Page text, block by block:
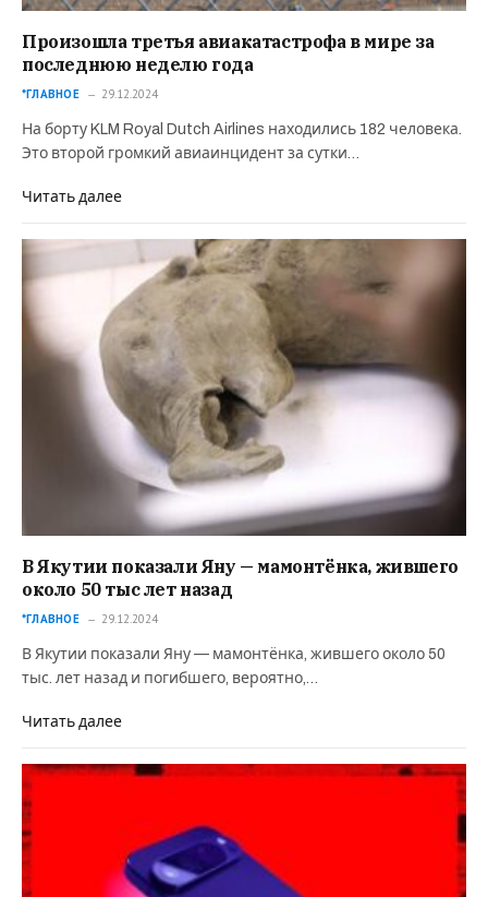
Произошла третья авиакатастрофа в мире за
последнюю неделю года
*ГЛАВНОЕ 29.12.2024
На борту KLM Royal Dutch Airlines находились 182 человека.
Это второй громкий авиаинцидент за сутки…
Читать далее
В Якутии показали Яну — мамонтёнка, жившего
около 50 тыс лет назад
*ГЛАВНОЕ 29.12.2024
В Якутии показали Яну — мамонтёнка, жившего около 50
тыс. лет назад и погибшего, вероятно,…
Читать далее